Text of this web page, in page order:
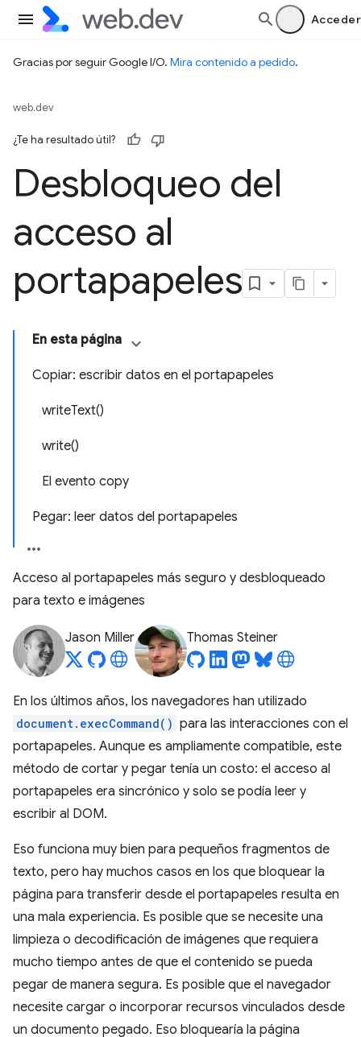
Acceder
Gracias por seguir Google I/O. Mira contenido a pedido.
web.dev
¿Te ha resultado útil?
Desbloqueo del
acceso al
portapapeles
En esta página
Copiar: escribir datos en el portapapeles
writeText()
write()
El evento copy
Pegar: leer datos del portapapeles
Acceso al portapapeles más seguro y desbloqueado
para texto e imágenes
Jason Miller Thomas Steiner
En los últimos años, los navegadores han utilizado
document.execCommand() para las interacciones con el
portapapeles. Aunque es ampliamente compatible, este
método de cortar y pegar tenía un costo: el acceso al
portapapeles era sincrónico y solo se podía leer y
escribir al DOM.
Eso funciona muy bien para pequeños fragmentos de
texto, pero hay muchos casos en los que bloquear la
página para transferir desde el portapapeles resulta en
una mala experiencia. Es posible que se necesite una
limpieza o decodificación de imágenes que requiera
mucho tiempo antes de que el contenido se pueda
pegar de manera segura. Es posible que el navegador
necesite cargar o incorporar recursos vinculados desde
un documento pegado. Eso bloquearía la página